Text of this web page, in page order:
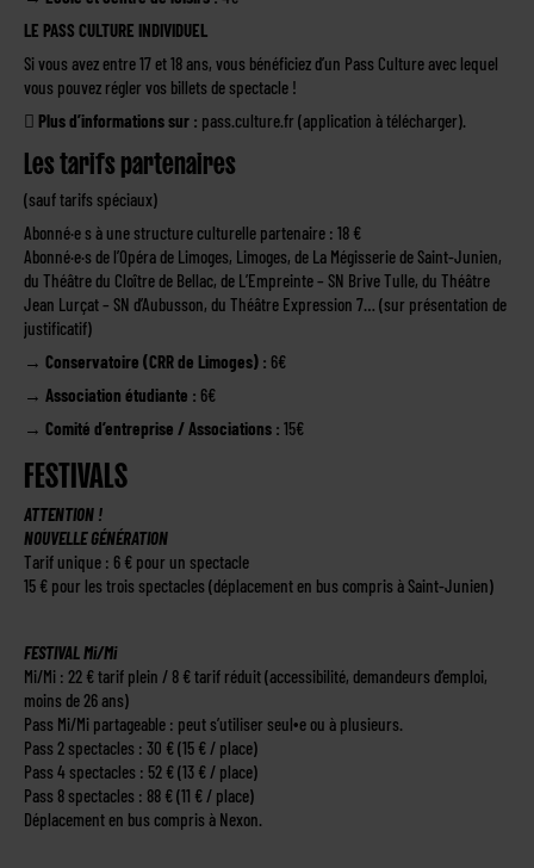
LE PASS CULTURE INDIVIDUEL
Si vous avez entre 17 et 18 ans, vous bénéficiez d’un Pass Culture avec lequel
vous pouvez régler vos billets de spectacle !
 Plus d’informations sur : pass.culture.fr (application à télécharger).
Les tarifs partenaires
(sauf tarifs spéciaux)
Abonné·e s à une structure culturelle partenaire : 18 €
Abonné·e·s de l’Opéra de Limoges, Limoges, de La Mégisserie de Saint-Junien,
du Théâtre du Cloître de Bellac, de L’Empreinte – SN Brive Tulle, du Théâtre
Jean Lurçat – SN d’Aubusson, du Théâtre Expression 7… (sur présentation de
justificatif)
→ Conservatoire (CRR de Limoges) : 6€
→ Association étudiante : 6€
→ Comité d’entreprise / Associations : 15€
FESTIVALS
ATTENTION !
NOUVELLE GÉNÉRATION
Tarif unique : 6 € pour un spectacle
15 € pour les trois spectacles (déplacement en bus compris à Saint-Junien)
FESTIVAL Mi/Mi
Mi/Mi : 22 € tarif plein / 8 € tarif réduit (accessibilité, demandeurs d’emploi,
moins de 26 ans)
Pass Mi/Mi partageable : peut s’utiliser seul∙e ou à plusieurs.
Pass 2 spectacles : 30 € (15 € / place)
Pass 4 spectacles : 52 € (13 € / place)
Pass 8 spectacles : 88 € (11 € / place)
Déplacement en bus compris à Nexon.